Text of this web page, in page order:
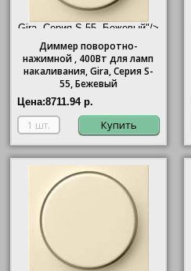
Gira, Серия S-55, Бежевый"/>
Диммер поворотно-
нажимной , 400Вт для ламп
накаливания,Gira, Серия S-
55, Бежевый
Цена:8711.94 р.
Купить